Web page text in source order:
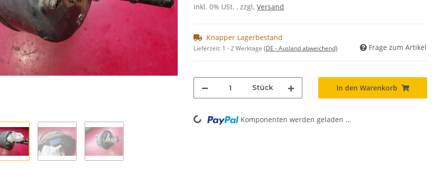
inkl. 0% USt. , zzgl. Versand
Knapper Lagerbestand
Lieferzeit: 1 - 2 Werktage (DE - Ausland abweichend) Frage zum Artikel
Stück In den Warenkorb
Loading... Komponenten werden geladen ...